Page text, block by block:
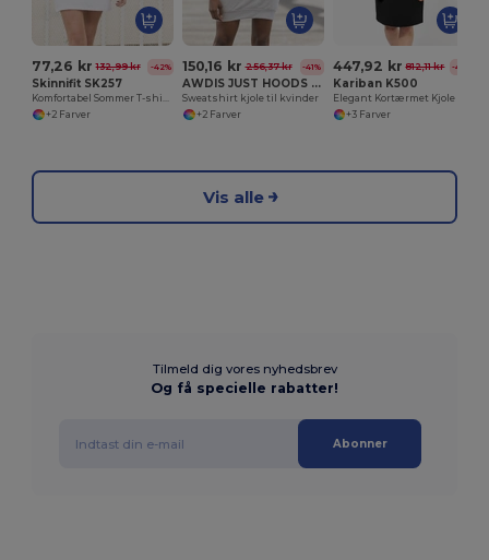
77,26 kr 132,99 kr -42%
Skinnifit SK257
Komfortabel Sommer T-shirt Kjole i Bomuld
+2 Farver
150,16 kr 256,37 kr -41%
AWDIS JUST HOODS JH015
Sweatshirt kjole til kvinder
+2 Farver
447,92 kr 812,11 kr -45%
Kariban K500
+3 Farver
Vis alle
Tilmeld dig vores nyhedsbrev
Og få specielle rabatter!
Abonner